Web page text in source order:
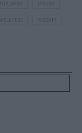
TURIZMUS UTAZÁS
WIZZAIR